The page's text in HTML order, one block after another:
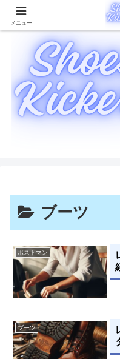
靴に関することを
ブーツ
ポストマン
ブーツ
メニュー